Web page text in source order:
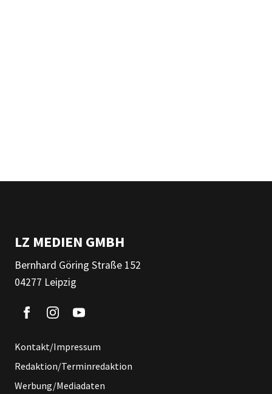
LZ MEDIEN GMBH
Bernhard Göring Straße 152
04277 Leipzig
Kontakt/Impressum
Redaktion/Terminredaktion
Werbung/Mediadaten